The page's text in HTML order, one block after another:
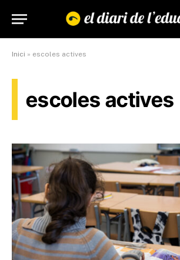
Inici » escoles actives
escoles actives